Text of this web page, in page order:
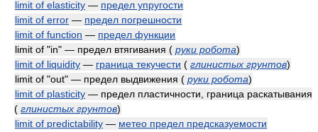
limit of elasticity — предел упругости
limit of error — предел погрешности
limit of function — предел функции
limit of "in" — предел втягивания ( руки робота)
limit of liquidity — граница текучести ( глинистых грунтов)
limit of "out" — предел выдвижения ( руки робота)
limit of plasticity — предел пластичности, граница раскатывания
( глинистых грунтов)
limit of predictability — метео предел предсказуемости